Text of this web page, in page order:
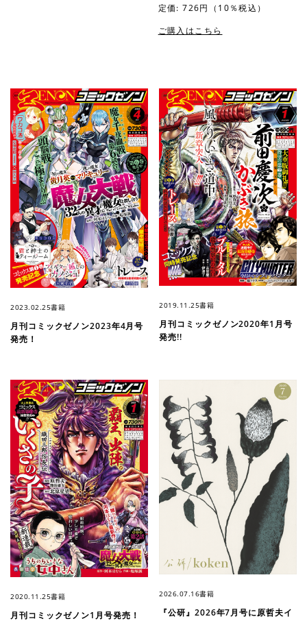
定価: 726円（10％税込）
ご購入はこちら
2023.02.25書籍
月刊コミックゼノン2023年4月号
発売！
2019.11.25書籍
月刊コミックゼノン2020年1月号
発売!!
2020.11.25書籍
月刊コミックゼノン1月号発売！
2026.07.16書籍
『公研』2026年7月号に原哲夫イ